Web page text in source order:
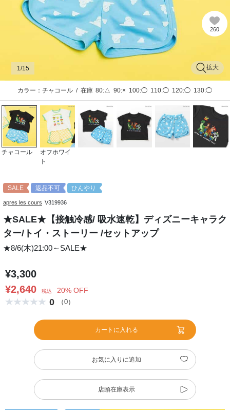
260
拡大
1 /15
カラー：チャコール / 在庫 80:△ 90:× 100:◯ 110:◯ 120:◯ 130:◯
チャコール
オフホワイ
ト
SALE 返品不可 ひんやり
apres les cours V319936
★SALE★【接触冷感/ 吸水速乾】ディズニーキャラク
ター/トイ・ストーリー /セットアップ
★8/6(木)21:00～SALE★
¥3,300
¥2,640
税込 20% OFF
0 （0）
カートに入れる
お気に入りに追加
店頭在庫表示